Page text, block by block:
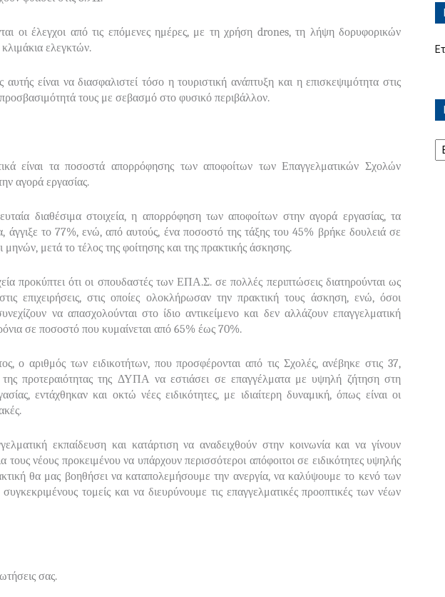
οι έλεγχοι από τις επόμενες ημέρες, με τη χρήση drones, τη λήψη δορυφορικών
ελεγκτών.
αυτής είναι να διασφαλιστεί τόσο η τουριστική ανάπτυξη και η επισκεψιμότητα στις
τους με σεβασμό στο φυσικό περιβάλλον.
είναι τα ποσοστά απορρόφησης των αποφοίτων των Επαγγελματικών Σχολών
αγορά εργασίας.
διαθέσιμα στοιχεία, η απορρόφηση των αποφοίτων στην αγορά εργασίας, τα
άγγιξε το 77%, ενώ, από αυτούς, ένα ποσοστό της τάξης του 45% βρήκε δουλειά σε
μηνών, μετά το τέλος της φοίτησης και της πρακτικής άσκησης.
προκύπτει ότι οι σπουδαστές των ΕΠΑ.Σ. σε πολλές περιπτώσεις διατηρούνται ως
επιχειρήσεις, στις οποίες ολοκλήρωσαν την πρακτική τους άσκηση, ενώ, όσοι
να απασχολούνται στο ίδιο αντικείμενο και δεν αλλάζουν επαγγελματική
σε ποσοστό που κυμαίνεται από 65% έως 70%.
ο αριθμός των ειδικοτήτων, που προσφέρονται από τις Σχολές, ανέβηκε στις 37,
προτεραιότητας της ΔΥΠΑ να εστιάσει σε επαγγέλματα με υψηλή ζήτηση στη
εντάχθηκαν και οκτώ νέες ειδικότητες, με ιδιαίτερη δυναμική, όπως είναι οι
εκπαίδευση και κατάρτιση να αναδειχθούν στην κοινωνία και να γίνουν
τους νέους προκειμένου να υπάρχουν περισσότεροι απόφοιτοι σε ειδικότητες υψηλής
θα μας βοηθήσει να καταπολεμήσουμε την ανεργία, να καλύψουμε το κενό των
τομείς και να διευρύνουμε τις επαγγελματικές προοπτικές των νέων
σας.